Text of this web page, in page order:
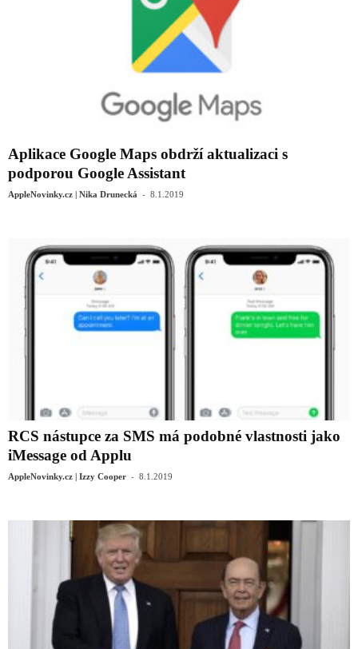
Aplikace Google Maps obdrží aktualizaci s
podporou Google Assistant
AppleNovinky.cz | Nika Drunecká - 8.1.2019
RCS nástupce za SMS má podobné vlastnosti jako
iMessage od Applu
AppleNovinky.cz | Izzy Cooper - 8.1.2019